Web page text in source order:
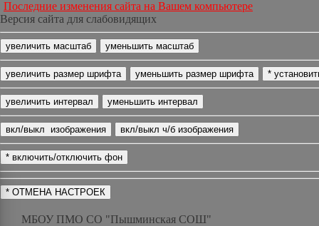
Последние изменения сайта на Вашем компьютере
Версия сайта для слабовидящих
МБОУ ПМО СО "Пышминская СОШ"